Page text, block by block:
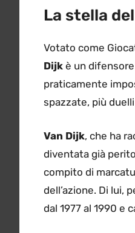
La stella
Votato come
Dijk è un
praticamente
spazzate, più
Van Dijk, che ha
diventata già
compito di
dell’azione. Di lui,
dal 1977 al 1990 e